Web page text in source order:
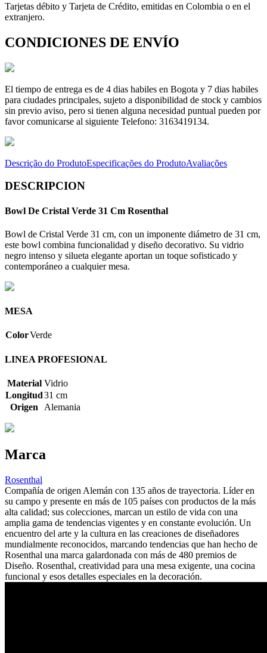
Tarjetas débito y Tarjeta de Crédito, emitidas en Colombia o en el
extranjero.
CONDICIONES DE ENVÍO
El tiempo de entrega es de 4 dias habiles en Bogota y 7 dias habiles
para ciudades principales, sujeto a disponibilidad de stock y cambios
sin previo aviso, pero si tienen alguna necesidad puntual pueden por
favor comunicarse al siguiente Telefono: 3163419134.
Descrição do ProdutoEspecificações do ProdutoAvaliações
DESCRIPCION
Bowl De Cristal Verde 31 Cm Rosenthal
Bowl de Cristal Verde 31 cm, con un imponente diámetro de 31 cm,
este bowl combina funcionalidad y diseño decorativo. Su vidrio
negro intenso y silueta elegante aportan un toque sofisticado y
contemporáneo a cualquier mesa.
MESA
ColorVerde
LINEA PROFESIONAL
Material Vidrio
Longitud31 cm
Origen
Alemania
Marca
Rosenthal
Compañía de origen Alemán con 135 años de trayectoria. Líder en
su campo y presente en más de 105 países con productos de la más
alta calidad; sus colecciones, marcan un estilo de vida con una
amplia gama de tendencias vigentes y en constante evolución. Un
encuentro del arte y la cultura en las creaciones de diseñadores
mundialmente reconocidos, marcando tendencias que han hecho de
Rosenthal una marca galardonada con más de 480 premios de
Diseño. Rosenthal, creatividad para una mesa exigente, una cocina
funcional y esos detalles especiales en la decoración.